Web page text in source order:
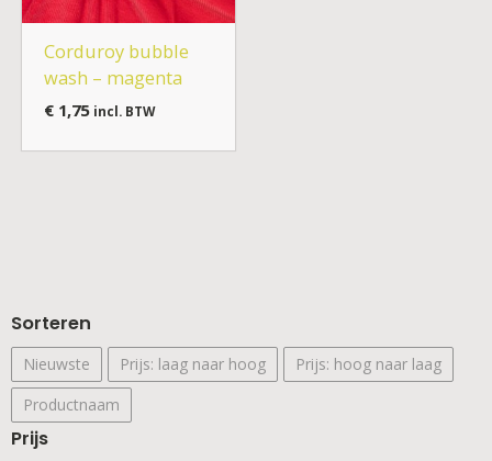
Sorteren
Nieuwste Prijs: laag naar hoog
Prijs: hoog naar laag
Productnaam
Prijs
Corduroy bubble
wash – magenta
€1,75 incl. BTW